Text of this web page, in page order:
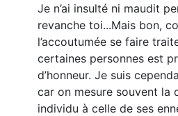
Je n’ai insulté ni maudit
revanche toi...Mais bon,
l’accoutumée se faire
certaines personnes est
d’honneur. Je suis
car on mesure souvent la
individu à celle de ses